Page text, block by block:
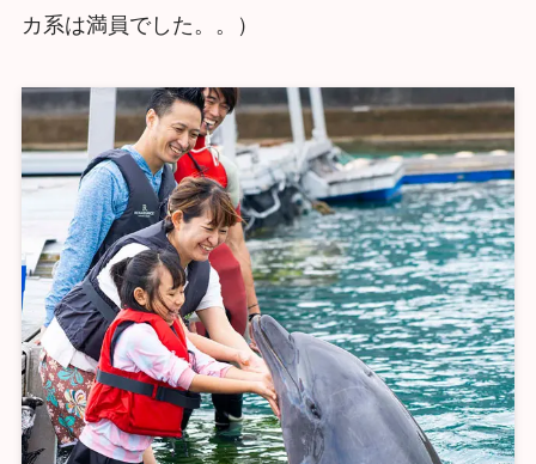
カ系は満員でした。。）